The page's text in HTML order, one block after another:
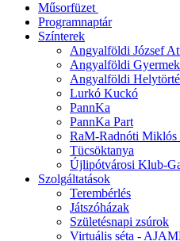
Műsorfüzet
Programnaptár
Színterek
Angyalföldi József
Angyalföldi
Angyalföldi
Lurkó Kuckó
PannKa
PannKa Part
RaM-Radnóti
Tücsöktanya
Újlipótvárosi Klub-
Szolgáltatások
Terembérlés
Játszóházak
Születésnapi zsúrok
Virtuális séta -